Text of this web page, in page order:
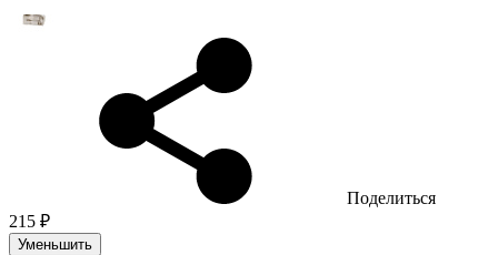
Поделиться
215 ₽
Уменьшить